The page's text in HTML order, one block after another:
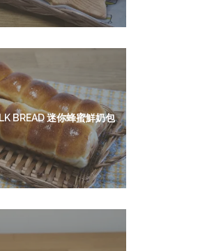
BREAD 迷你蜂蜜鮮奶包